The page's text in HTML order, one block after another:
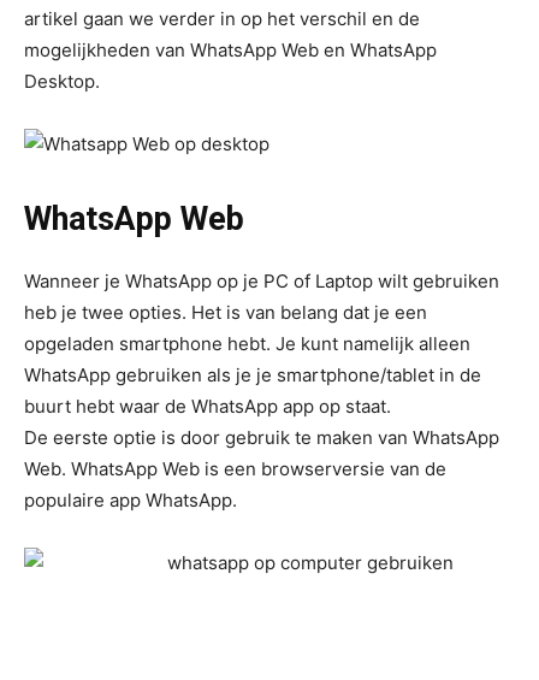
artikel gaan we verder in op het verschil en de
mogelijkheden van WhatsApp Web en WhatsApp
Desktop.
WhatsApp Web
Wanneer je WhatsApp op je PC of Laptop wilt gebruiken
heb je twee opties. Het is van belang dat je een
opgeladen smartphone hebt. Je kunt namelijk alleen
WhatsApp gebruiken als je je smartphone/tablet in de
buurt hebt waar de WhatsApp app op staat.
De eerste optie is door gebruik te maken van WhatsApp
Web. WhatsApp Web is een browserversie van de
populaire app WhatsApp.